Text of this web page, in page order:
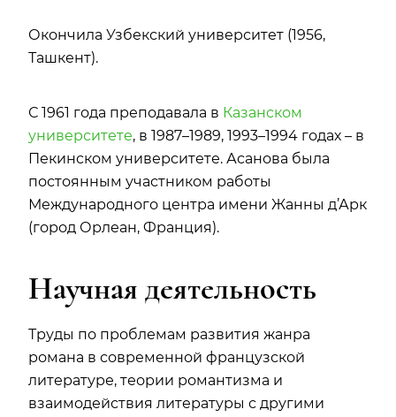
Окончила Узбекский университет (1956,
Ташкент).
С 1961 года преподавала в Казанском
университете, в 1987–1989, 1993–1994 годах – в
Пекинском университете. Асанова была
постоянным участником работы
Международного центра имени Жанны д’Арк
(город Орлеан, Франция).
Научная деятельность
Труды по проблемам развития жанра
романа в современной французской
литературе, теории романтизма и
взаимодействия литературы с другими